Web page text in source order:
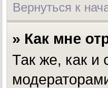
Вернуться к
» Как мне
Так же, как и